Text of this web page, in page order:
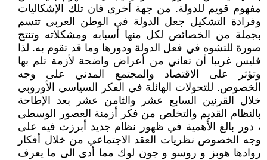
مفهوم قويم للدولة. من جهة أخرى فان تلك الإشكاليات
وفرادة التشكيل جعل الدولة في الوطن العربي تتسم
بجملة من الخصائص لكل منها أسبابه ومشكلاته وتنتج
صورة للتشوه في فعل الدولة ودورها وما قد تقوم به. لذا
فليس غريبا أن تعاني من أعراض واضحة لأزمة تلم بها
وتؤثر على الاقتصاد والمجتمع المدني على وجه
الخصوص. للتحولات الهائلة في الفكر السياسي الأوروبي
خلال القرنين السابع عشر والثامن عشر بعد الإطاحة
بالنظام القديم والتخلص من فكر أزمنة العصور الوسطى
، دور بالغ الأهمية في ظهور نظام جديد أبرزت فيه على
وجه الخصوص نظريات العقد الاجتماعي من خلال أفكار
روادها هوبز و روسو و جون لوك مما أدى الى ما يعرف